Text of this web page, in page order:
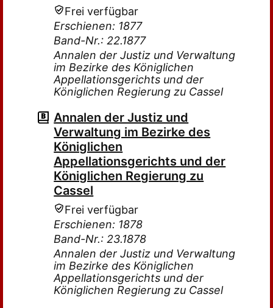
Frei verfügbar
Erschienen: 1877
Band-Nr.: 22.1877
Annalen der Justiz und Verwaltung
im Bezirke des Königlichen
Appellationsgerichts und der
Königlichen Regierung zu Cassel
Annalen der Justiz und
Verwaltung im Bezirke des
Königlichen
Appellationsgerichts und der
Königlichen Regierung zu
Cassel
Frei verfügbar
Erschienen: 1878
Band-Nr.: 23.1878
Annalen der Justiz und Verwaltung
im Bezirke des Königlichen
Appellationsgerichts und der
Königlichen Regierung zu Cassel